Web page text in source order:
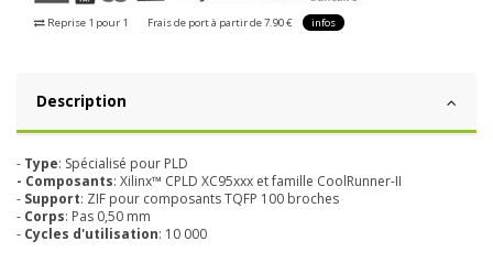
Reprise 1 pour 1 Frais de port à partir de 7.90 € infos
Description
- Type: Spécialisé pour PLD
- Composants: Xilinx™ CPLD XC95xxx et famille CoolRunner-II
- Support: ZIF pour composants TQFP 100 broches
- Corps: Pas 0,50 mm
- Cycles d'utilisation: 10 000